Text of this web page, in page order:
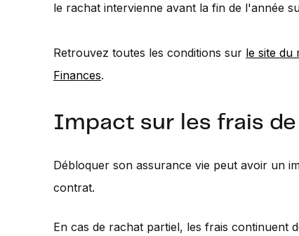
le rachat intervienne avant la fin de l'année
Retrouvez toutes les conditions sur le site du
Finances.
Impact sur les frais
Débloquer son assurance vie peut avoir un
contrat.
En cas de rachat partiel, les frais continuent